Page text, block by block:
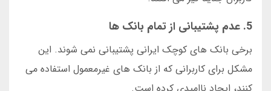
5. عدم پشتیبانی از تمام بانک ها
برخی بانک های کوچک ایرانی پشتیبانی نمی شوند. این
مشکل برای کاربرانی که از بانک های غیرمعمول استفاده می